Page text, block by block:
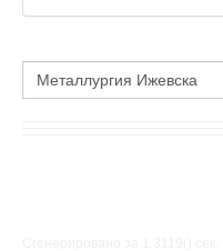
профильные:15*15*1, 5